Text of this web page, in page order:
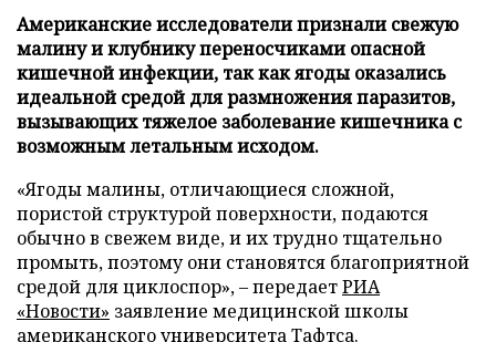
Американские исследователи признали свежую
малину и клубнику переносчиками опасной
кишечной инфекции, так как ягоды оказались
идеальной средой для размножения паразитов,
вызывающих тяжелое заболевание кишечника с
возможным летальным исходом.
«Ягоды малины, отличающиеся сложной,
пористой структурой поверхности, подаются
обычно в свежем виде, и их трудно тщательно
промыть, поэтому они становятся благоприятной
средой для циклоспор», – передаетРИА
«Новости» заявление медицинской школы
американского университета Тафтса.